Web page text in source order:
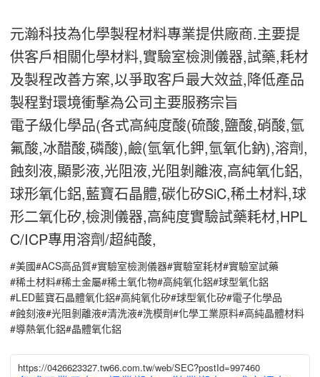
元瀚科技為化學製程材料專業提供廠商.主要提
供客戶相關化學材料,實驗室檢測儀器,試藥,耗材
及製程改善方案,以爭取客戶最大效益,降低產品
製程對環境衝擊為公司主要服務宗旨
電子級化學品(各式高純度酸(硫酸,鹽酸,硝酸,氫
氟酸,冰醋酸,磷酸),鹼(氫氧化鉀,氫氧化鈉),溶劑,
蝕刻液,顯影液,光阻液,光阻剝離液,高純氧化鋁,
球形氧化鋁,藍寶石晶體,碳化矽SiC,稀土材料,球
形二氧化矽,檢測儀器,高純度實驗試藥耗材,HPL
C/ICP專用溶劑/超純酸,
#美國#ACS高品質#實驗室檢測儀器#實驗室耗材#實驗室試藥
#稀土材料#稀土金屬#稀土氧化物#高純氧化鋁#球型氧化鋁
#LED藍寶石晶體氧化鋁#高純氧化矽#球型氧化矽#電子化學品
#蝕刻液#光阻剝離液#清洗液#洗模劑#化學工業原料#高純晶體材料
#導熱氧化鋁#晶體氧化鋁
https://0426623327.tw66.com.tw/web/SEC?postId=997460